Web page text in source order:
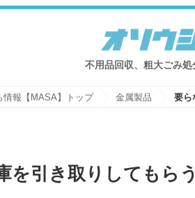
不用品回収、粗大ごみ処
情報【MASA】トップ 金属製品 要ら
を引き取りしてもら